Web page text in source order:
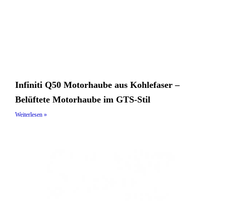
Infiniti Q50 Motorhaube aus Kohlefaser –
Belüftete Motorhaube im GTS-Stil
Weiterlesen »